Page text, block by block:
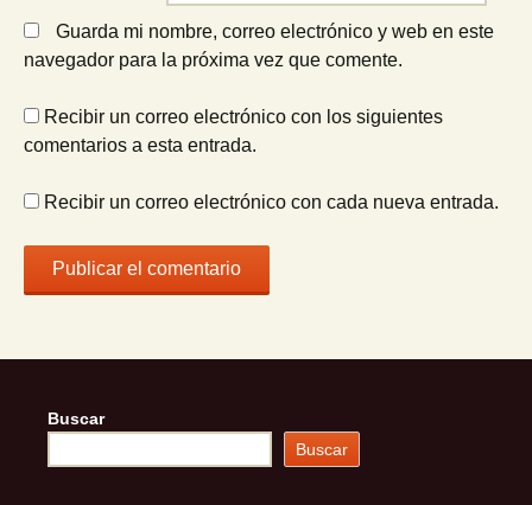
Guarda mi nombre, correo electrónico y web en este
navegador para la próxima vez que comente.
Recibir un correo electrónico con los siguientes
comentarios a esta entrada.
Recibir un correo electrónico con cada nueva entrada.
Buscar
Buscar